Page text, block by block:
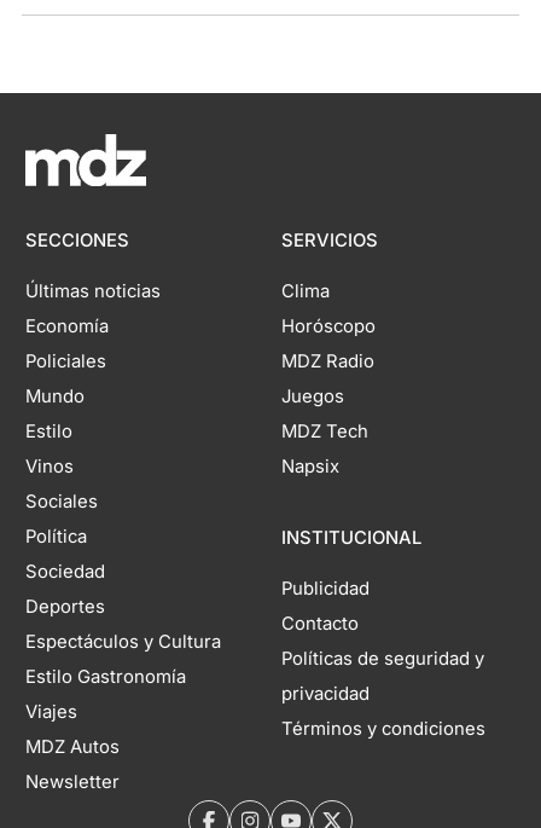
SECCIONES
Últimas noticias
Economía
Policiales
Mundo
Estilo
Vinos
Sociales
Política
Sociedad
Deportes
Espectáculos y Cultura
Estilo Gastronomía
Viajes
MDZ Autos
Newsletter
SERVICIOS
Clima
Horóscopo
MDZ Radio
Juegos
MDZ Tech
Napsix
INSTITUCIONAL
Publicidad
Contacto
Políticas de seguridad y
privacidad
Términos y condiciones